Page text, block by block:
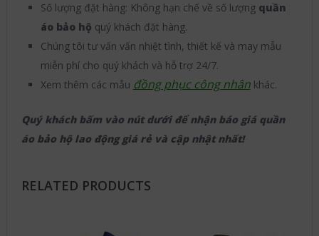
Số lượng đặt hàng: Không hạn chế về số lượng quần
áo bảo hộ quý khách đặt hàng.
Chúng tôi tư vấn vấn nhiệt tình, thiết kế và may mẫu
miễn phí cho quý khách và hỗ trợ 24/7.
Xem thêm các mẫu đồng phục công nhânkhác.
Quý khách bấm vào nút dưới để nhận báo giá quần
áo bảo hộ lao động giá rẻ và cập nhật nhất!
RELATED PRODUCTS